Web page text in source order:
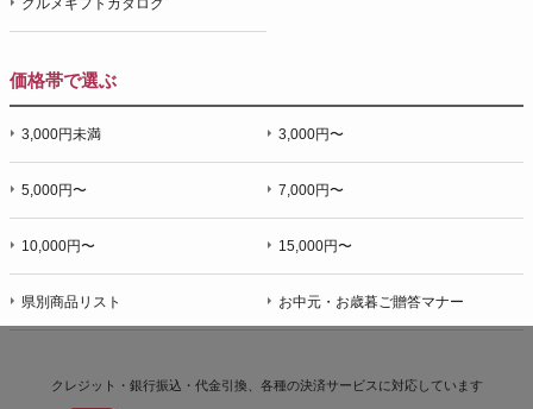
価格帯で選ぶ
3,000円未満 3,000円〜
5,000円〜 7,000円〜
10,000円〜 15,000円〜
県別商品リスト お中元・お歳暮ご贈答マナー
クレジット・銀行振込・代金引換、各種の決済サービスに対応しています